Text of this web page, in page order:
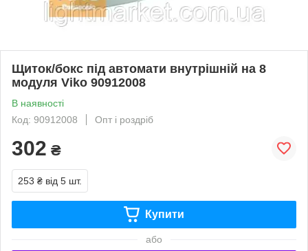
Щиток/бокс під автомати внутрішній на 8
модуля Viko 90912008
В наявності
Код: 90912008
Опт і роздріб
302 ₴
253 ₴ від 5 шт.
Купити
або